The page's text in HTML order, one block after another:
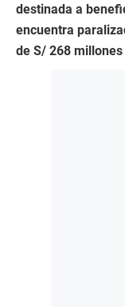
destinada a
encuentra
de S/ 268